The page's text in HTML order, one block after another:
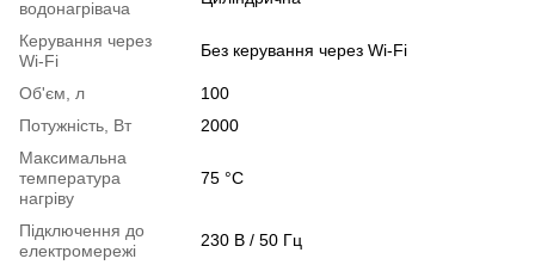
водонагрівача
Керування через
Wi-Fi
Без керування через Wi-Fi
Об'єм, л
100
Потужність, Вт
2000
Максимальна
температура
нагріву
75 °С
Підключення до
електромережі
230 В / 50 Гц